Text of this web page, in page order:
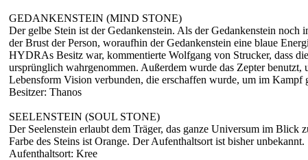
GEDANKENSTEIN (MIND STONE)
Der gelbe Stein ist der Gedankenstein. Als der Gedankenstein noch
der Brust der Person, woraufhin der Gedankenstein eine blaue
HYDRAs Besitz war, kommentierte Wolfgang von Strucker, dass
ursprünglich wahrgenommen. Außerdem wurde das Zepter
Lebensform Vision verbunden, die erschaffen wurde, um im Kampf
Besitzer: Thanos
SEELENSTEIN (SOUL STONE)
Der Seelenstein erlaubt dem Träger, das ganze Universum im
Farbe des Steins ist Orange. Der Aufenthaltsort ist bisher unbekannt.
Aufenthaltsort: Kree